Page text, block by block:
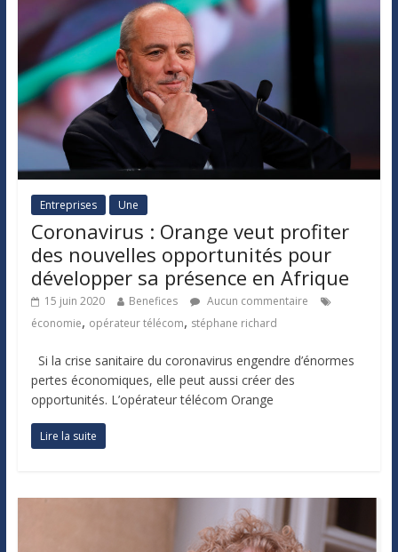
Entreprises Une
Coronavirus : Orange veut profiter
des nouvelles opportunités pour
développer sa présence en Afrique
15 juin 2020 Benefices
Aucun commentaire
économie, opérateur télécom, stéphane richard
Si la crise sanitaire du coronavirus engendre d’énormes
pertes économiques, elle peut aussi créer des
opportunités. L’opérateur télécom Orange
Lire la suite